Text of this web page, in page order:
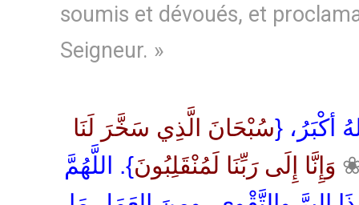
soumis et dévoués, et
Seigneur. »
أكْبَرُ، {سُبْحَانَ الَّذِي سَخَّرَ لَنَا
وَإِنَّا إِلَى رَبِّنَا لَمُنْقَلِبُونَ}. اللَّهُمَّ